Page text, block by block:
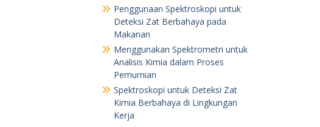
Penggunaan Spektroskopi untuk
Deteksi Zat Berbahaya pada
Makanan
Menggunakan Spektrometri untuk
Analisis Kimia dalam Proses
Pemurnian
Spektroskopi untuk Deteksi Zat
Kimia Berbahaya di Lingkungan
Kerja